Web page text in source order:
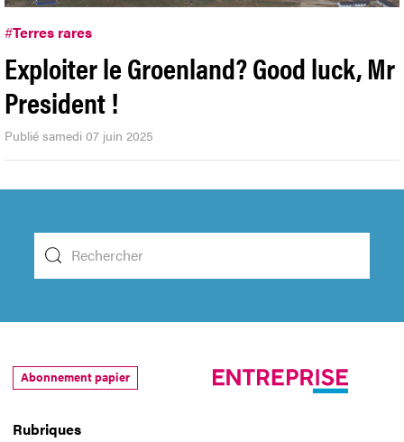
#Terres rares
Exploiter le Groenland? Good luck, Mr
President !
Publié samedi 07 juin 2025
Rubriques
Abonnement papier